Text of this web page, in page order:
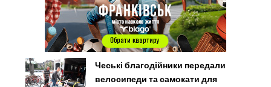
Чеські благодійники передали
велосипеди та самокати для